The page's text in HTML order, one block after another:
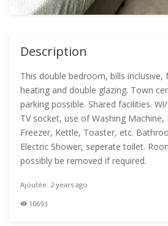
Description
This double bedroom, bills inclusive,
heating and double glazing. Town
parking possible. Shared facilities.
TV socket, use of Washing Machine,
Freezer, Kettle, Toaster, etc.
Electric Shower, seperate toilet.
possibly be removed if required.
Ajoutée: 2 years ago
10693